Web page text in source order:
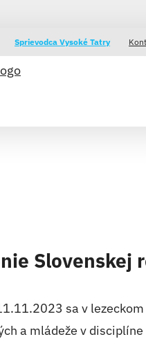
Sprievodca Vysoké Tatry
Slovenskej
sa v
a mládeže v